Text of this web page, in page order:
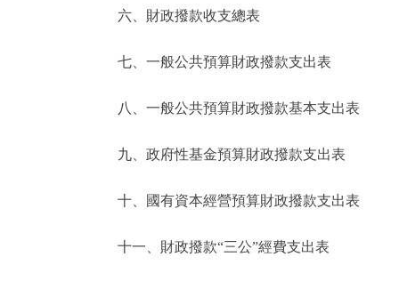
ENGLISH
六、財政撥款收支總表
七、一般公共預算財政撥款支出表
八、一般公共預算財政撥款基本支出表
九、政府性基金預算財政撥款支出表
十、國有資本經營預算財政撥款支出表
十一、財政撥款“三公”經費支出表